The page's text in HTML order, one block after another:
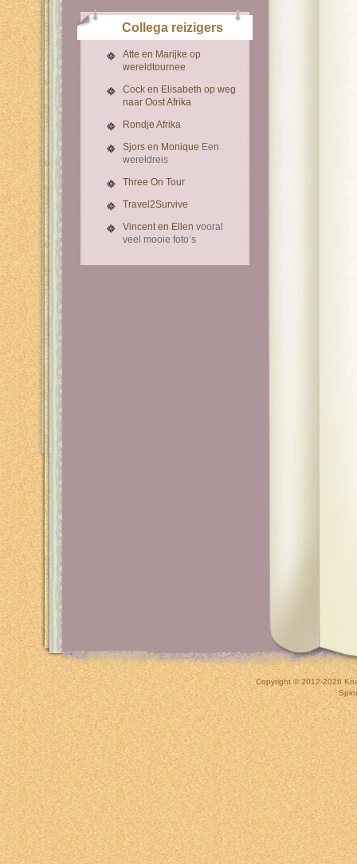
Collega reizigers
Atte en Marijke op
wereldtournee
Cock en Elisabeth op weg
naar Oost Afrika
Rondje Afrika
Sjors en Monique Een
wereldreis
Three On Tour
Travel2Survive
Vincent en Ellen vooral
veel mooie foto’s
Copyright © 2012-2026